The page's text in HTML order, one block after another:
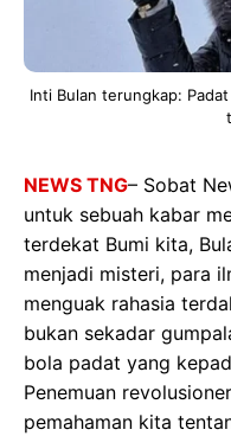
Inti Bulan terungkap:
NEWS TNG– Sobat
untuk sebuah kabar
terdekat Bumi kita,
menjadi misteri, para
menguak rahasia
bukan sekadar
bola padat yang
Penemuan
pemahaman kita